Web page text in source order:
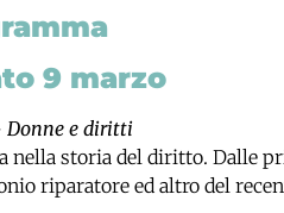
9 marzo
Donne e diritti
nella storia del diritto. Dalle
riparatore ed altro del